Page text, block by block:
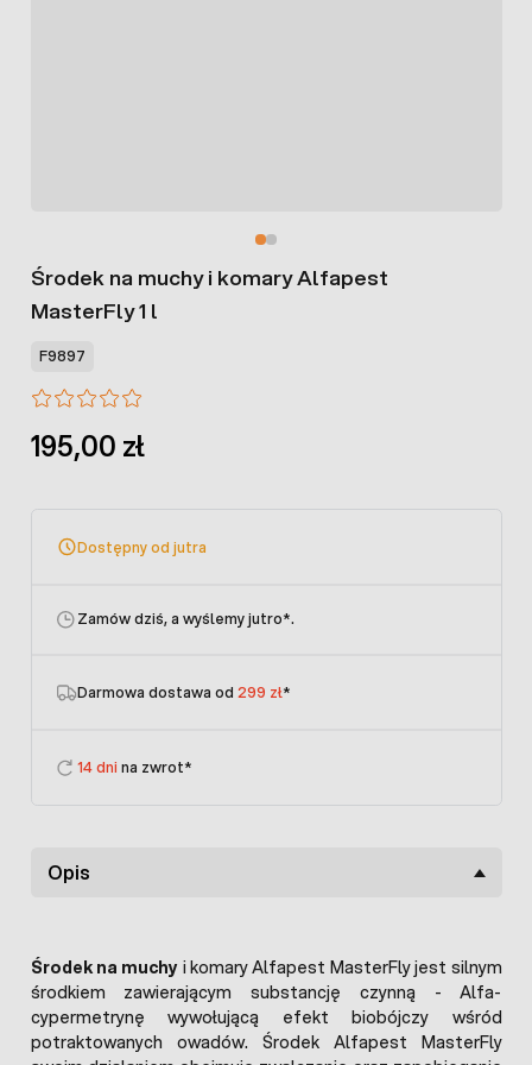
Środek na muchy i komary Alfapest
MasterFly 1 l
F9897
195,00 zł
Dostępny od jutra
Zamów dziś, a wyślemy jutro*.
Darmowa dostawa od 299 zł*
14 dni na zwrot*
Opis
Środek na muchy i komary Alfapest MasterFly jest silnym
środkiem zawierającym substancję czynną - Alfa-
cypermetrynę wywołującą efekt biobójczy wśród
potraktowanych owadów. Środek Alfapest MasterFly